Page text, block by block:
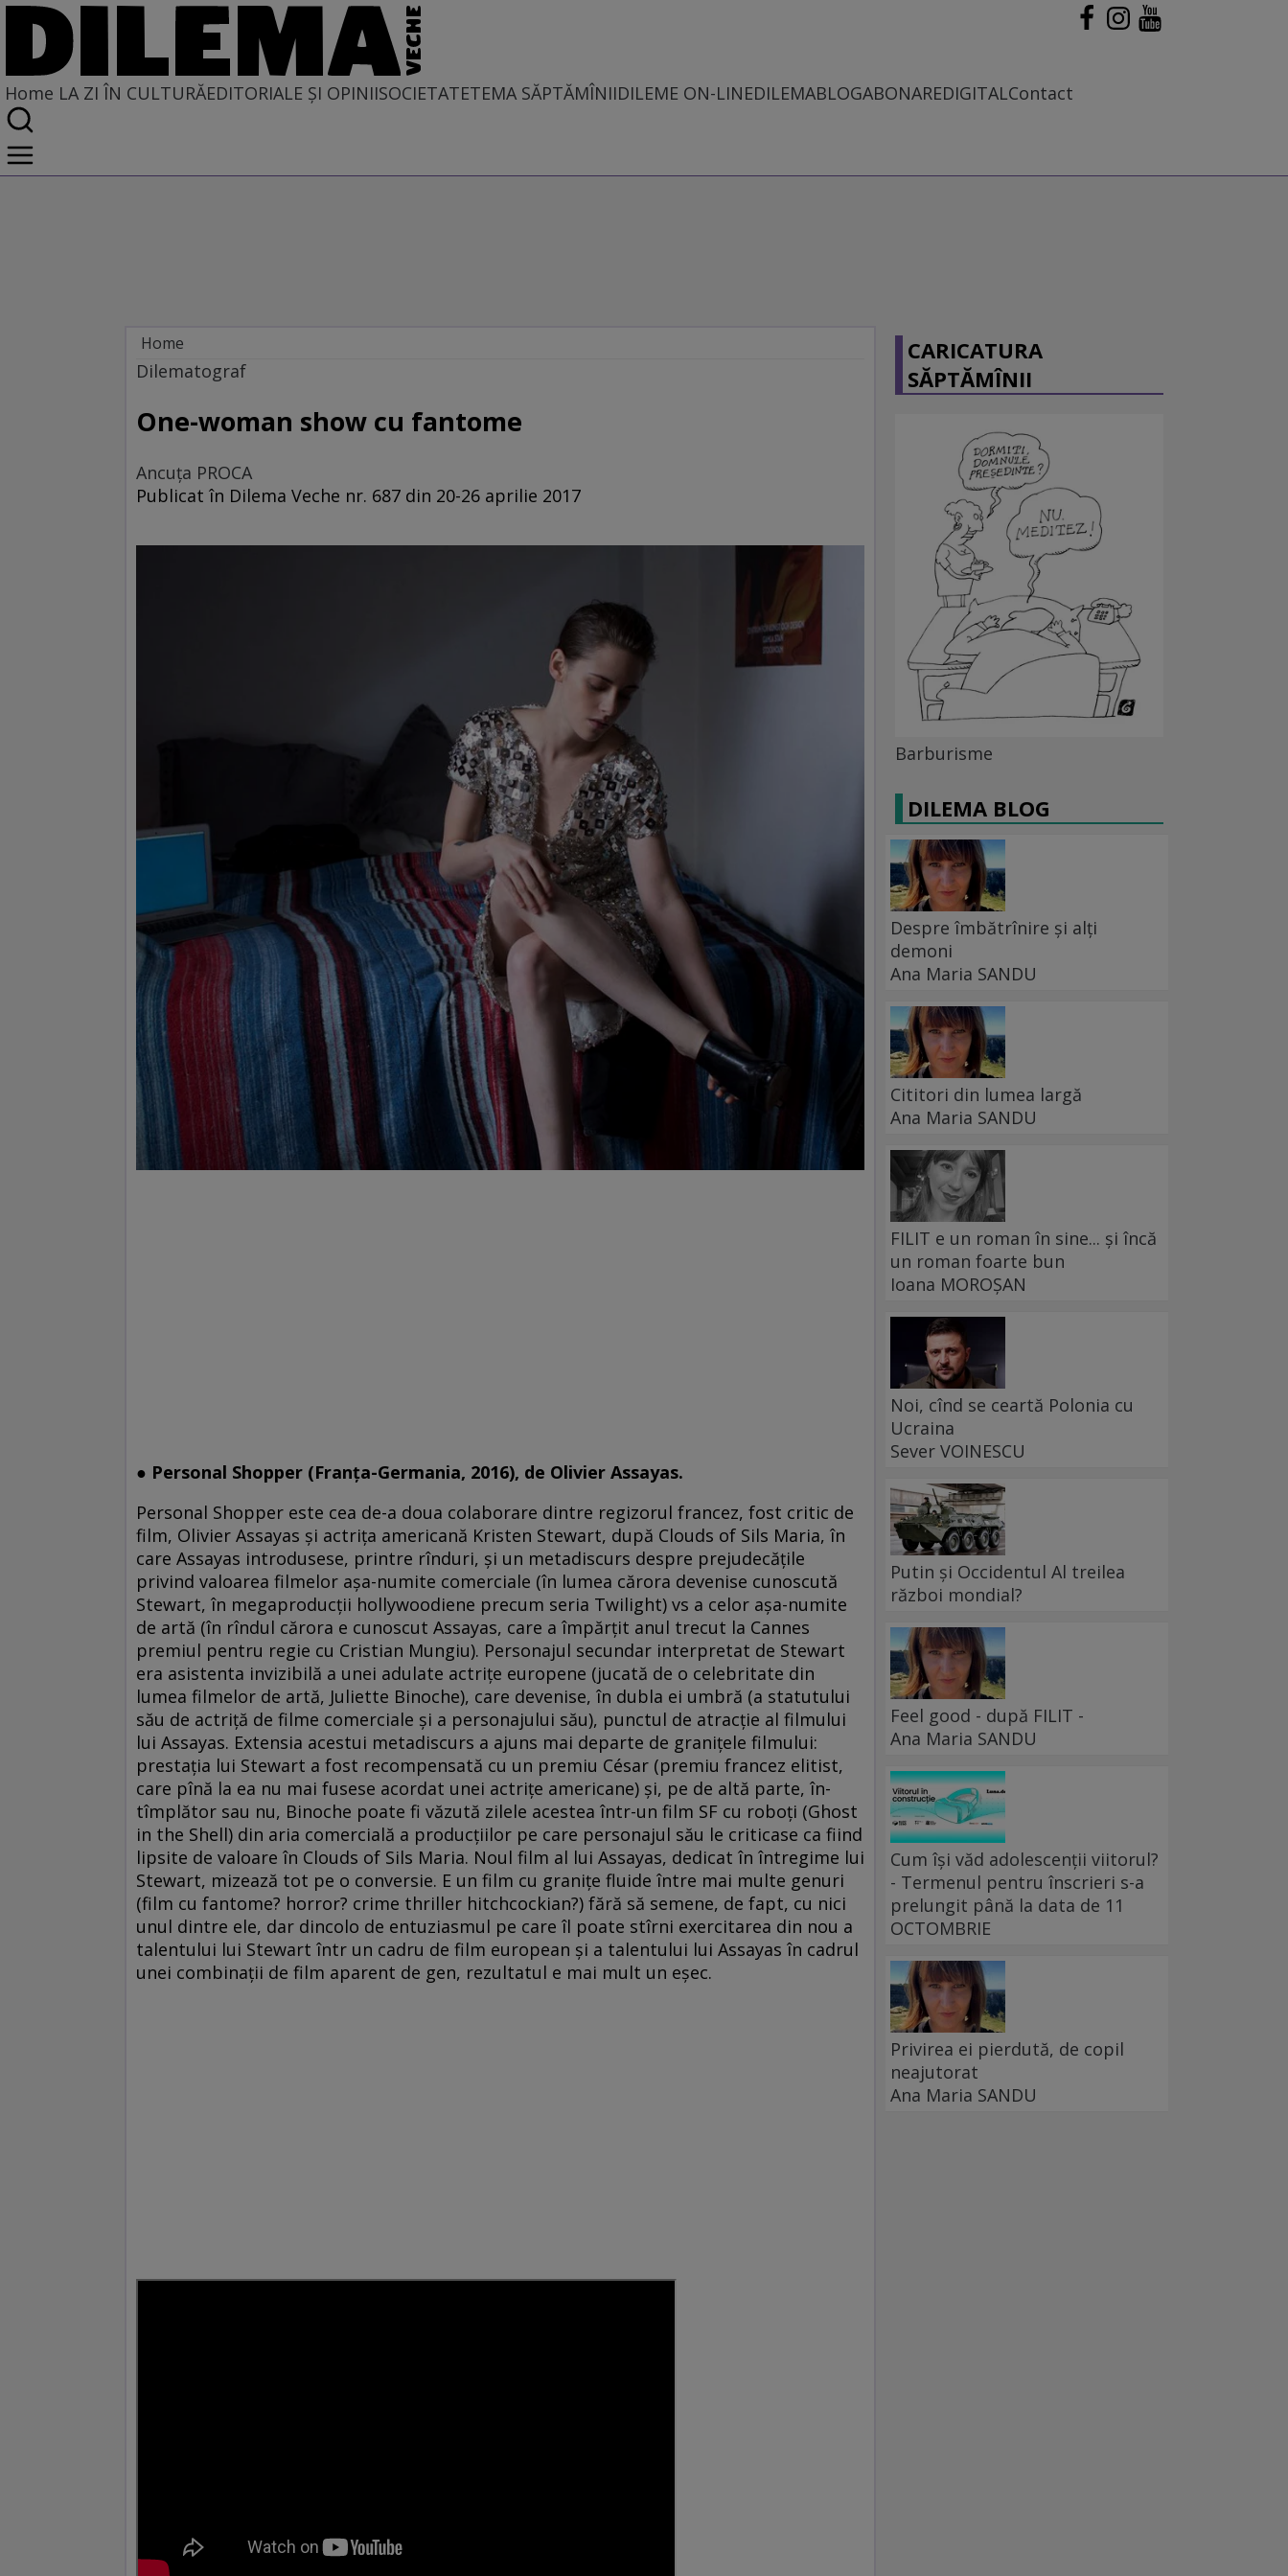
Home LA ZI ÎN CULTURĂEDITORIALE ȘI OPINIISOCIETATETEMA SĂPTĂMÎNIIDILEME ON-LINEDILEMABLOGABONAREDIGITALContact
Home
La zi în cultură
Dilematograf
One-woman show cu fantome
Ancuţa PROCA
Publicat în Dilema Veche nr. 687 din 20-26 aprilie 2017
● Personal Shopper (Franţa-Germania, 2016), de Olivier Assayas.
Personal Shopper este cea de-a doua colaborare dintre regizorul francez, fost critic de
film, Olivier Assayas şi actriţa americană Kristen Stewart, după Clouds of Sils Maria, în
care Assayas introdusese, printre rînduri, şi un metadiscurs despre prejudecăţile
privind valoarea filmelor aşa-numite comerciale (în lumea cărora devenise cunoscută
Stewart, în megaproducţii hollywoodiene precum seria Twilight) vs a celor aşa-numite
de artă (în rîndul cărora e cunoscut Assayas, care a împărţit anul trecut la Cannes
premiul pentru regie cu Cristian Mungiu). Personajul secundar interpretat de Stewart
era asistenta invizibilă a unei adulate actriţe europene (jucată de o celebritate din
lumea filmelor de artă, Juliette Binoche), care devenise, în dubla ei umbră (a statutului
său de actriţă de filme comerciale şi a personajului său), punctul de atracţie al filmului
lui Assayas. Extensia acestui metadiscurs a ajuns mai departe de graniţele filmului:
prestaţia lui Stewart a fost recompensată cu un premiu César (premiu francez elitist,
care pînă la ea nu mai fusese acordat unei actriţe americane) şi, pe de altă parte, în­
tîmplător sau nu, Binoche poate fi văzută zilele acestea într-un film SF cu roboţi (Ghost
in the Shell) din aria comercială a producţiilor pe care personajul său le criticase ca fiind
lipsite de valoare în ­Clouds of Sils Maria. Noul film al lui Assayas, dedicat în întregime lui
Stewart, mizează tot pe o conversie. E un film cu graniţe fluide între mai multe genuri
(film cu fantome? horror? crime thriller hitchcockian?) fără să semene, de fapt, cu nici
unul dintre ele, dar dincolo de entuziasmul pe care îl poate stîrni exercitarea din nou a
talentului lui Stewart într un cadru de film european şi a talentului lui Assayas în cadrul
unei combinaţii de film aparent de gen, rezultatul e mai mult un eşec.
CARICATURA
SĂPTĂMÎNII
Barburisme
DILEMA BLOG
Despre îmbătrînire și alți
demoni
Ana Maria SANDU
Cititori din lumea largă
Ana Maria SANDU
FILIT e un roman în sine... și încă
un roman foarte bun
Ioana MOROȘAN
Noi, cînd se ceartă Polonia cu
Ucraina
Sever VOINESCU
Putin și Occidentul Al treilea
război mondial?
Feel good - după FILIT -
Ana Maria SANDU
Cum își văd adolescenții viitorul?
- Termenul pentru înscrieri s-a
prelungit până la data de 11
OCTOMBRIE
Privirea ei pierdută, de copil
neajutorat
Ana Maria SANDU